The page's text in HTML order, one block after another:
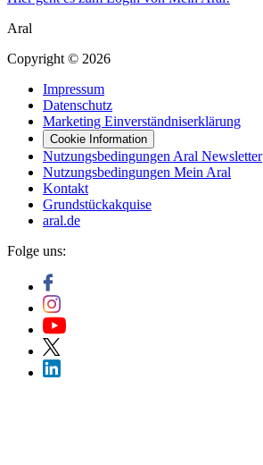
Aral
Copyright © 2026
Impressum
Datenschutz
Marketing Einverständniserklärung
Cookie Information
Nutzungsbedingungen Aral Newsletter
Nutzungsbedingungen Mein Aral
Kontakt
Grundstückakquise
aral.de
Folge uns: